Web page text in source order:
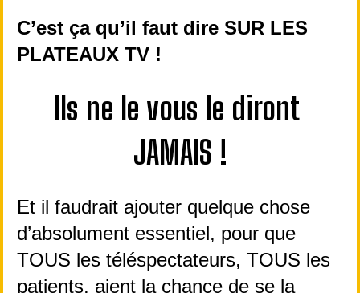
C’est ça qu’il faut dire SUR LES
PLATEAUX TV !
Ils ne le vous le diront
JAMAIS !
Et il faudrait ajouter quelque chose
d’absolument essentiel, pour que
TOUS les téléspectateurs, TOUS les
patients, aient la chance de se la